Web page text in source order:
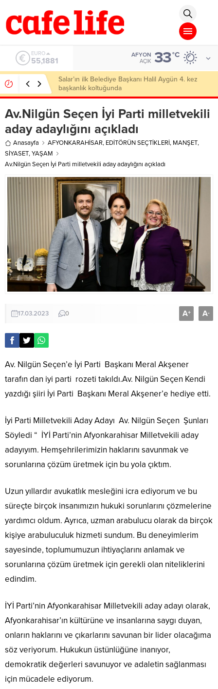
ALTIN
6.660,55
AFYON
AÇIK 33°C
Afyon’da gazinocu iş adamlarını geçip rekortmen
oldu
Av.Nilgün Seçen İyi Parti milletvekili
aday adaylığını açıkladı
Anasayfa AFYONKARAHİSAR, EDİTÖRÜN SEÇTİKLERİ, MANŞET,
SİYASET,YAŞAM
Av.Nilgün Seçen İyi Parti milletvekili aday adaylığını açıkladı
17.03.2023 0 A+ A-
Av. Nilgün Seçen’e İyi Parti Başkanı Meral Akşener
tarafın dan iyi parti rozeti takıldı.Av. Nilgün Seçen Kendi
yazdığı şiiri İyi Parti Başkanı Meral Akşener’e hediye etti.
İyi Parti Milletvekili Aday Adayı Av. Nilgün Seçen Şunları
Söyledi “ İYİ Parti’nin Afyonkarahisar Milletvekili aday
adayıyım. Hemşehrilerimizin haklarını savunmak ve
sorunlarına çözüm üretmek için bu yola çıktım.
Uzun yıllardır avukatlık mesleğini icra ediyorum ve bu
süreçte birçok insanımızın hukuki sorunlarını çözmelerine
yardımcı oldum. Ayrıca, uzman arabulucu olarak da birçok
kişiye arabuluculuk hizmeti sundum. Bu deneyimlerim
sayesinde, toplumumuzun ihtiyaçlarını anlamak ve
sorunlarına çözüm üretmek için gerekli olan niteliklerini
edindim.
İYİ Parti’nin Afyonkarahisar Milletvekili aday adayı olarak,
Afyonkarahisar’ın kültürüne ve insanlarına saygı duyan,
onların haklarını ve çıkarlarını savunan bir lider olacağıma
söz veriyorum. Hukukun üstünlüğüne inanıyor,
demokratik değerleri savunuyor ve adaletin sağlanması
için mücadele ediyorum.